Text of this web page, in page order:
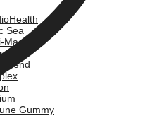
Sea
Gummy